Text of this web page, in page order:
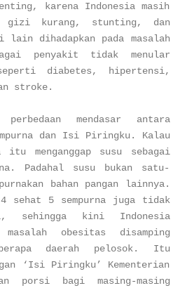
karena Indonesia masih
gizi kurang, stunting, dan
lain dihadapkan pada masalah
penyakit tidak menular
diabetes, hipertensi,
stroke.
perbedaan mendasar antara
dan Isi Piringku. Kalau
menganggap susu sebagai
Padahal susu bukan satu-
bahan pangan lainnya.
sehat 5 sempurna juga tidak
sehingga kini Indonesia
masalah obesitas disamping
daerah pelosok. Itu
‘Isi Piringku’ Kementerian
porsi bagi masing-masing